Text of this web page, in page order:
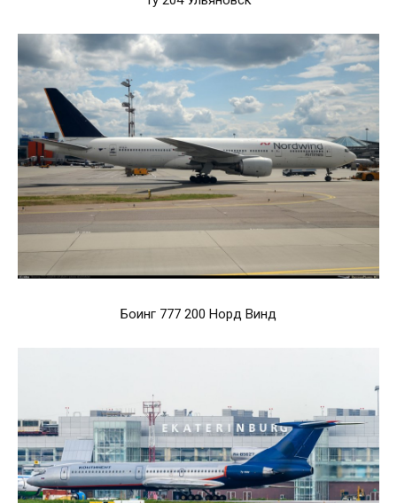
Боинг 777 200 Норд Винд